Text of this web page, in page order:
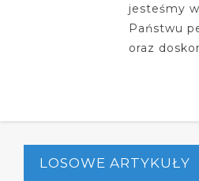
jesteśmy
Państwu
oraz
LOSOWE ARTYKUŁY